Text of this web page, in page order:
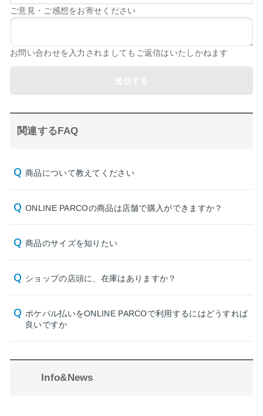
ご意見・ご感想をお寄せください
お問い合わせを入力されましてもご返信はいたしかねます
関連するFAQ
商品について教えてください
ONLINE PARCOの商品は店舗で購入ができますか？
商品のサイズを知りたい
ショップの店頭に、在庫はありますか？
ポケパル払いをONLINE PARCOで利用するにはどうすれば
良いですか
Info&News